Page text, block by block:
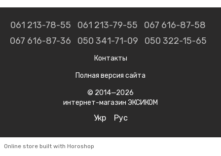
061 213-78-55 061 213-79-55
067 616-87-58
067 616-87-36
050 341-71-09 050 322-15-65
Контакты
Полная версия сайта
© 2014—2026
интернет-магазин ЭКСИКОМ
Укр Рус
Online store built with Horoshop